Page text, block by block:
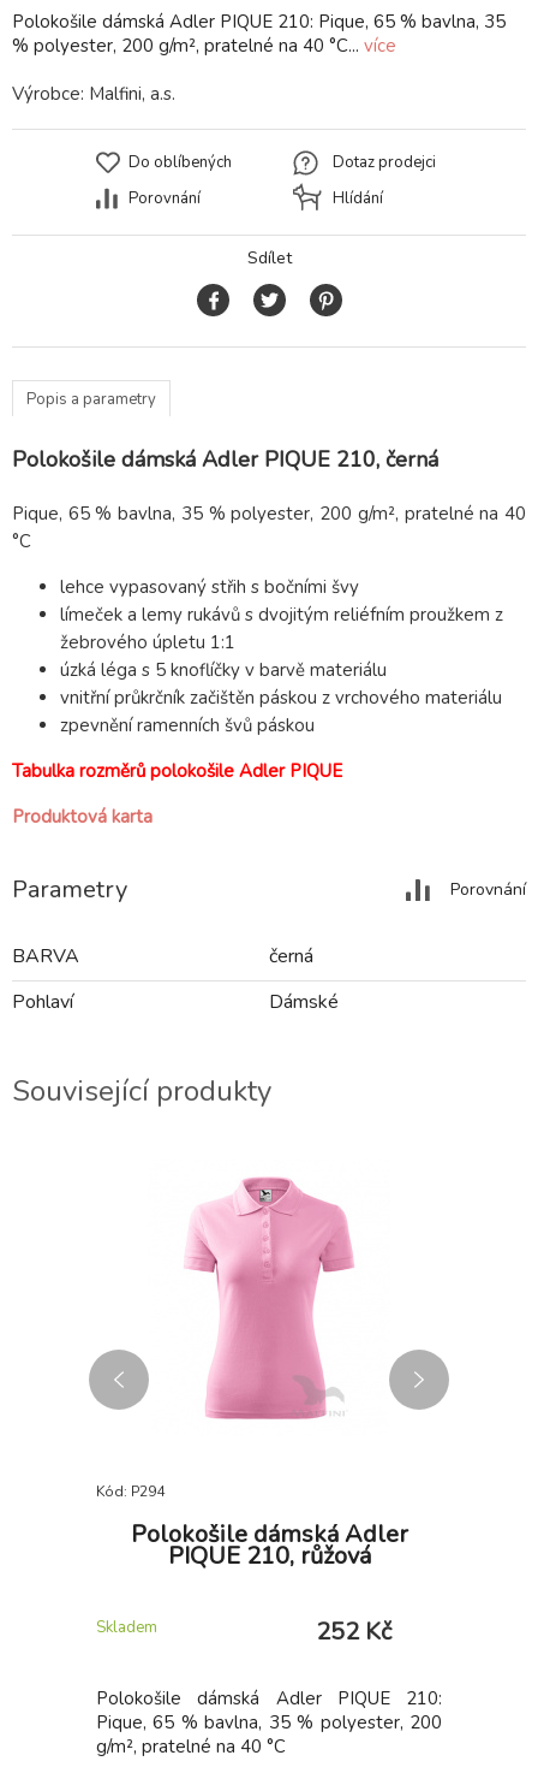
Polokošile dámská Adler PIQUE 210: Pique, 65 % bavlna, 35
% polyester, 200 g/m², pratelné na 40 °C... více
Výrobce: Malfini, a.s.
Do oblíbených
Porovnání
Dotaz prodejci
Hlídání
Sdílet
Popis a parametry
Polokošile dámská Adler PIQUE 210, černá
Pique, 65 % bavlna, 35 % polyester, 200 g/m², pratelné na 40
°C
lehce vypasovaný střih s bočními švy
límeček a lemy rukávů s dvojitým reliéfním proužkem z
žebrového úpletu 1:1
úzká léga s 5 knoflíčky v barvě materiálu
vnitřní průkrčník začištěn páskou z vrchového materiálu
zpevnění ramenních švů páskou
Tabulka rozměrů polokošile Adler PIQUE
Produktová karta
Parametry Porovnání
BARVA
černá
Pohlaví
Dámské
Související produkty
Kód: P294
Polokošile dámská Adler
PIQUE 210, růžová
Skladem 252 Kč
Polokošile dámská Adler PIQUE 210:
Pique, 65 % bavlna, 35 % polyester, 200
g/m², pratelné na 40 °C